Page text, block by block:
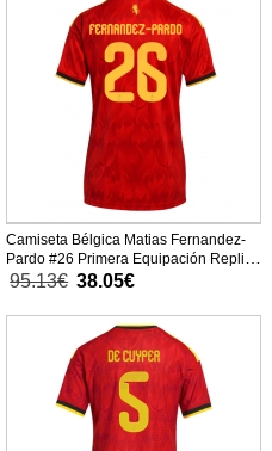
Camiseta Bélgica Matias Fernandez-
Pardo #26 Primera Equipación Replica
Mundial 2026 para mujer mangas
95.13€ 38.05€